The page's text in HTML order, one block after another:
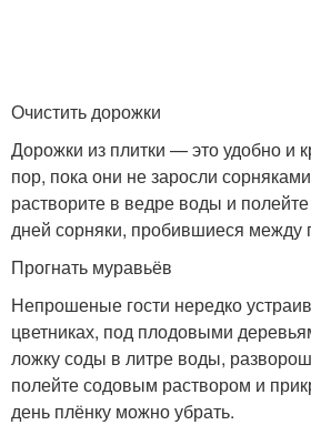
Очистить дорожки
Дорожки из плитки — это удобно и
пор, пока они не заросли
растворите в ведре воды и
дней сорняки, пробившиеся между
Прогнать муравьёв
Непрошеные гости нередко
цветниках, под плодовыми
ложку соды в литре воды,
полейте содовым раствором и
день плёнку можно убрать.